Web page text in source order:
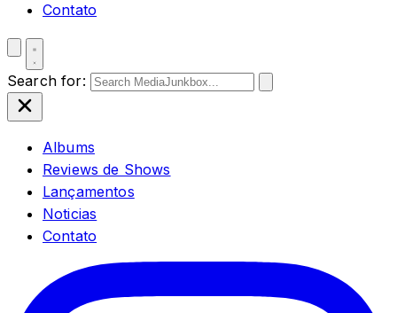
Contato
Search for:
Albums
Reviews de Shows
Lançamentos
Noticias
Contato